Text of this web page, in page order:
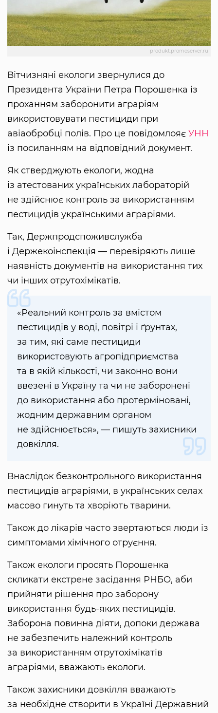
produkt.promoserver.ru
Вітчизняні екологи звернулися до
Президента України Петра Порошенка із
проханням заборонити аграріям
використовувати пестициди при
авіаобробці полів. Про це повідомлояє УНН
із посиланням на відповідний документ.
Як стверджують екологи, жодна
із атестованих українських лабораторій
не здійснює контроль за використанням
пестицидів українськими аграріями.
Так, Держпродспоживслужба
і Держекоінспекція — перевіряють лише
наявність документів на використання тих
чи інших отрутохімікатів.
«Реальний контроль за вмістом
пестицидів у воді, повітрі і ґрунтах,
за тим, які саме пестициди
використовують агропідприємства
та в якій кількості, чи законно вони
ввезені в Україну та чи не заборонені
до використання або протерміновані,
жодним державним органом
не здійснюється», — пишуть захисники
довкілля.
Внаслідок безконтрольного використання
пестицидів аграріями, в українських селах
масово гинуть та хворіють тварини.
Також до лікарів часто звертаються люди із
симптомами хімічного отруєння.
Також екологи просять Порошенка
скликати екстрене засідання РНБО, аби
прийняти рішення про заборону
використання будь-яких пестицидів.
Заборона повинна діяти, допоки держава
не забезпечить належний контроль
за використанням отрутохімікатів
аграріями, вважають екологи.
Також захисники довкілля вважають
за необхідне створити в Україні Державний